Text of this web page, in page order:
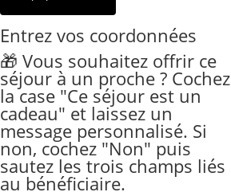
Entrez vos coordonnées
🎁 Vous souhaitez offrir ce
séjour à un proche ? Cochez
la case "Ce séjour est un
cadeau" et laissez un
message personnalisé. Si
non, cochez "Non" puis
sautez les trois champs liés
au bénéficiaire.